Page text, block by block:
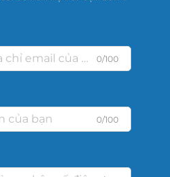
0/100
0/100